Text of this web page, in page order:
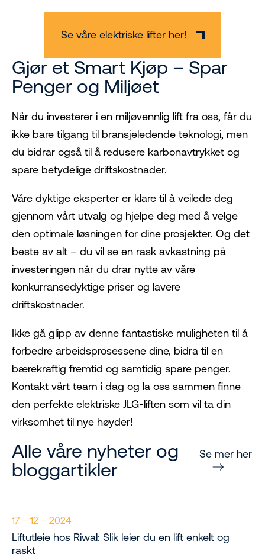
Se våre elektriske lifter her!
Gjør et Smart Kjøp – Spar
Penger og Miljøet
Når du investerer i en miljøvennlig lift fra oss, får du
ikke bare tilgang til bransjeledende teknologi, men
du bidrar også til å redusere karbonavtrykket og
spare betydelige driftskostnader.
Våre dyktige eksperter er klare til å veilede deg
gjennom vårt utvalg og hjelpe deg med å velge
den optimale løsningen for dine prosjekter. Og det
beste av alt – du vil se en rask avkastning på
investeringen når du drar nytte av våre
konkurransedyktige priser og lavere
driftskostnader.
Ikke gå glipp av denne fantastiske muligheten til å
forbedre arbeidsprosessene dine, bidra til en
bærekraftig fremtid og samtidig spare penger.
Kontakt vårt team i dag og la oss sammen finne
den perfekte elektriske JLG-liften som vil ta din
virksomhet til nye høyder!
Alle våre nyheter og
bloggartikler
Se mer her
17 – 12 – 2024
Liftutleie hos Riwal: Slik leier du en lift enkelt og
raskt